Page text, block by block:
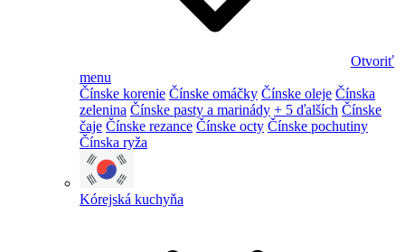
Otvoriť
menu
Čínske korenie Čínske omáčky Čínske oleje Čínska
zelenina Čínske pasty a marinády + 5 ďalších Čínske
čaje Čínske rezance Čínske octy Čínske pochutiny
Čínska ryža
Kórejská kuchyňa